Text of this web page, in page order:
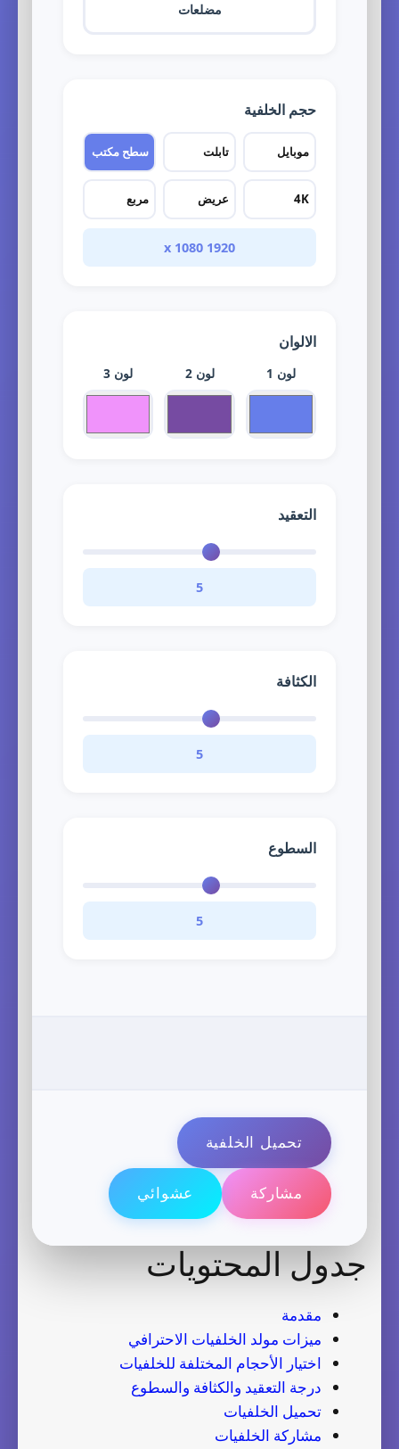
مضلعات
حجم الخلفية
موبايل تابلت سطح مكتب
عريض
1920 x 1080
الالوان
التعقيد
الكثافة
السطوع
تحميل الخلفية
مشاركة عشوائي
جدول المحتويات
مقدمة
ميزات مولد الخلفيات الاحترافي
اختيار الأحجام المختلفة للخلفيات
درجة التعقيد والكثافة والسطوع
تحميل الخلفيات
مشاركة الخلفيات